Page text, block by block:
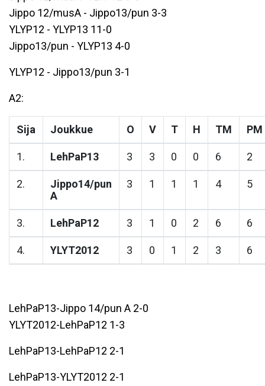
Jippo 12/musA - Jippo13/pun 3-3
YLYP12 - YLYP13 11-0
Jippo13/pun - YLYP13 4-0
YLYP12 - Jippo13/pun 3-1
A2:
Sija Joukkue O V T H TM PM
1. LehPaP13 3 3 0 0 6 2
2.
Jippo14/pun
A
3 1 1 1 4 5
3. LehPaP12 3 1 0 2 6 6
4. YLYT2012 3 0 1 2 3 6
LehPaP13-Jippo 14/pun A 2-0
YLYT2012-LehPaP12 1-3
LehPaP13-LehPaP12 2-1
LehPaP13-YLYT2012 2-1